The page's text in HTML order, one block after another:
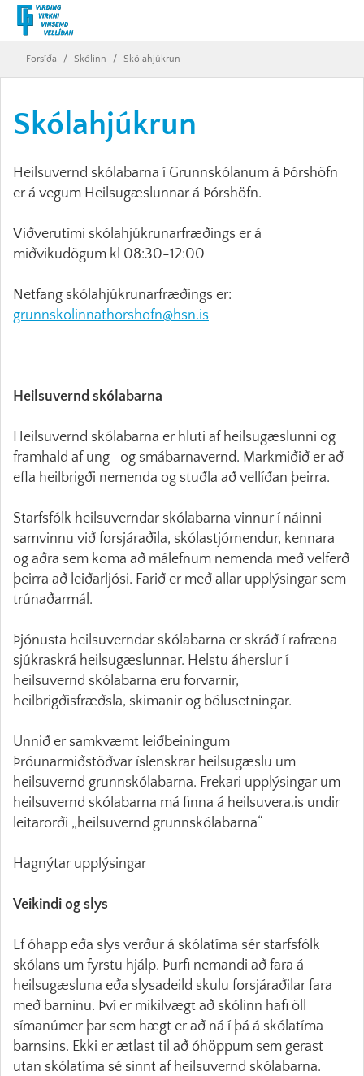
Forsíða / Skólinn / Skólahjúkrun
Skólahjúkrun
Heilsuvernd skólabarna í Grunnskólanum á Þórshöfn
er á vegum Heilsugæslunnar á Þórshöfn.
Viðverutími skólahjúkrunarfræðings er á
miðvikudögum kl 08:30-12:00
Netfang skólahjúkrunarfræðings er:
grunnskolinnathorshofn@hsn.is
Heilsuvernd skólabarna
Heilsuvernd skólabarna er hluti af heilsugæslunni og
framhald af ung- og smábarnavernd. Markmiðið er að
efla heilbrigði nemenda og stuðla að vellíðan þeirra.
Starfsfólk heilsuverndar skólabarna vinnur í náinni
samvinnu við forsjáraðila, skólastjórnendur, kennara
og aðra sem koma að málefnum nemenda með velferð
þeirra að leiðarljósi. Farið er með allar upplýsingar sem
trúnaðarmál.
Þjónusta heilsuverndar skólabarna er skráð í rafræna
sjúkraskrá heilsugæslunnar. Helstu áherslur í
heilsuvernd skólabarna eru forvarnir,
heilbrigðisfræðsla, skimanir og bólusetningar.
Unnið er samkvæmt leiðbeiningum
Þróunarmiðstöðvar íslenskrar heilsugæslu um
heilsuvernd grunnskólabarna. Frekari upplýsingar um
heilsuvernd skólabarna má finna á heilsuvera.is undir
leitarorði „heilsuvernd grunnskólabarna“
Hagnýtar upplýsingar
Veikindi og slys
Ef óhapp eða slys verður á skólatíma sér starfsfólk
skólans um fyrstu hjálp. Þurfi nemandi að fara á
heilsugæsluna eða slysadeild skulu forsjáraðilar fara
með barninu. Því er mikilvægt að skólinn hafi öll
símanúmer þar sem hægt er að ná í þá á skólatíma
barnsins. Ekki er ætlast til að óhöppum sem gerast
utan skólatíma sé sinnt af heilsuvernd skólabarna.